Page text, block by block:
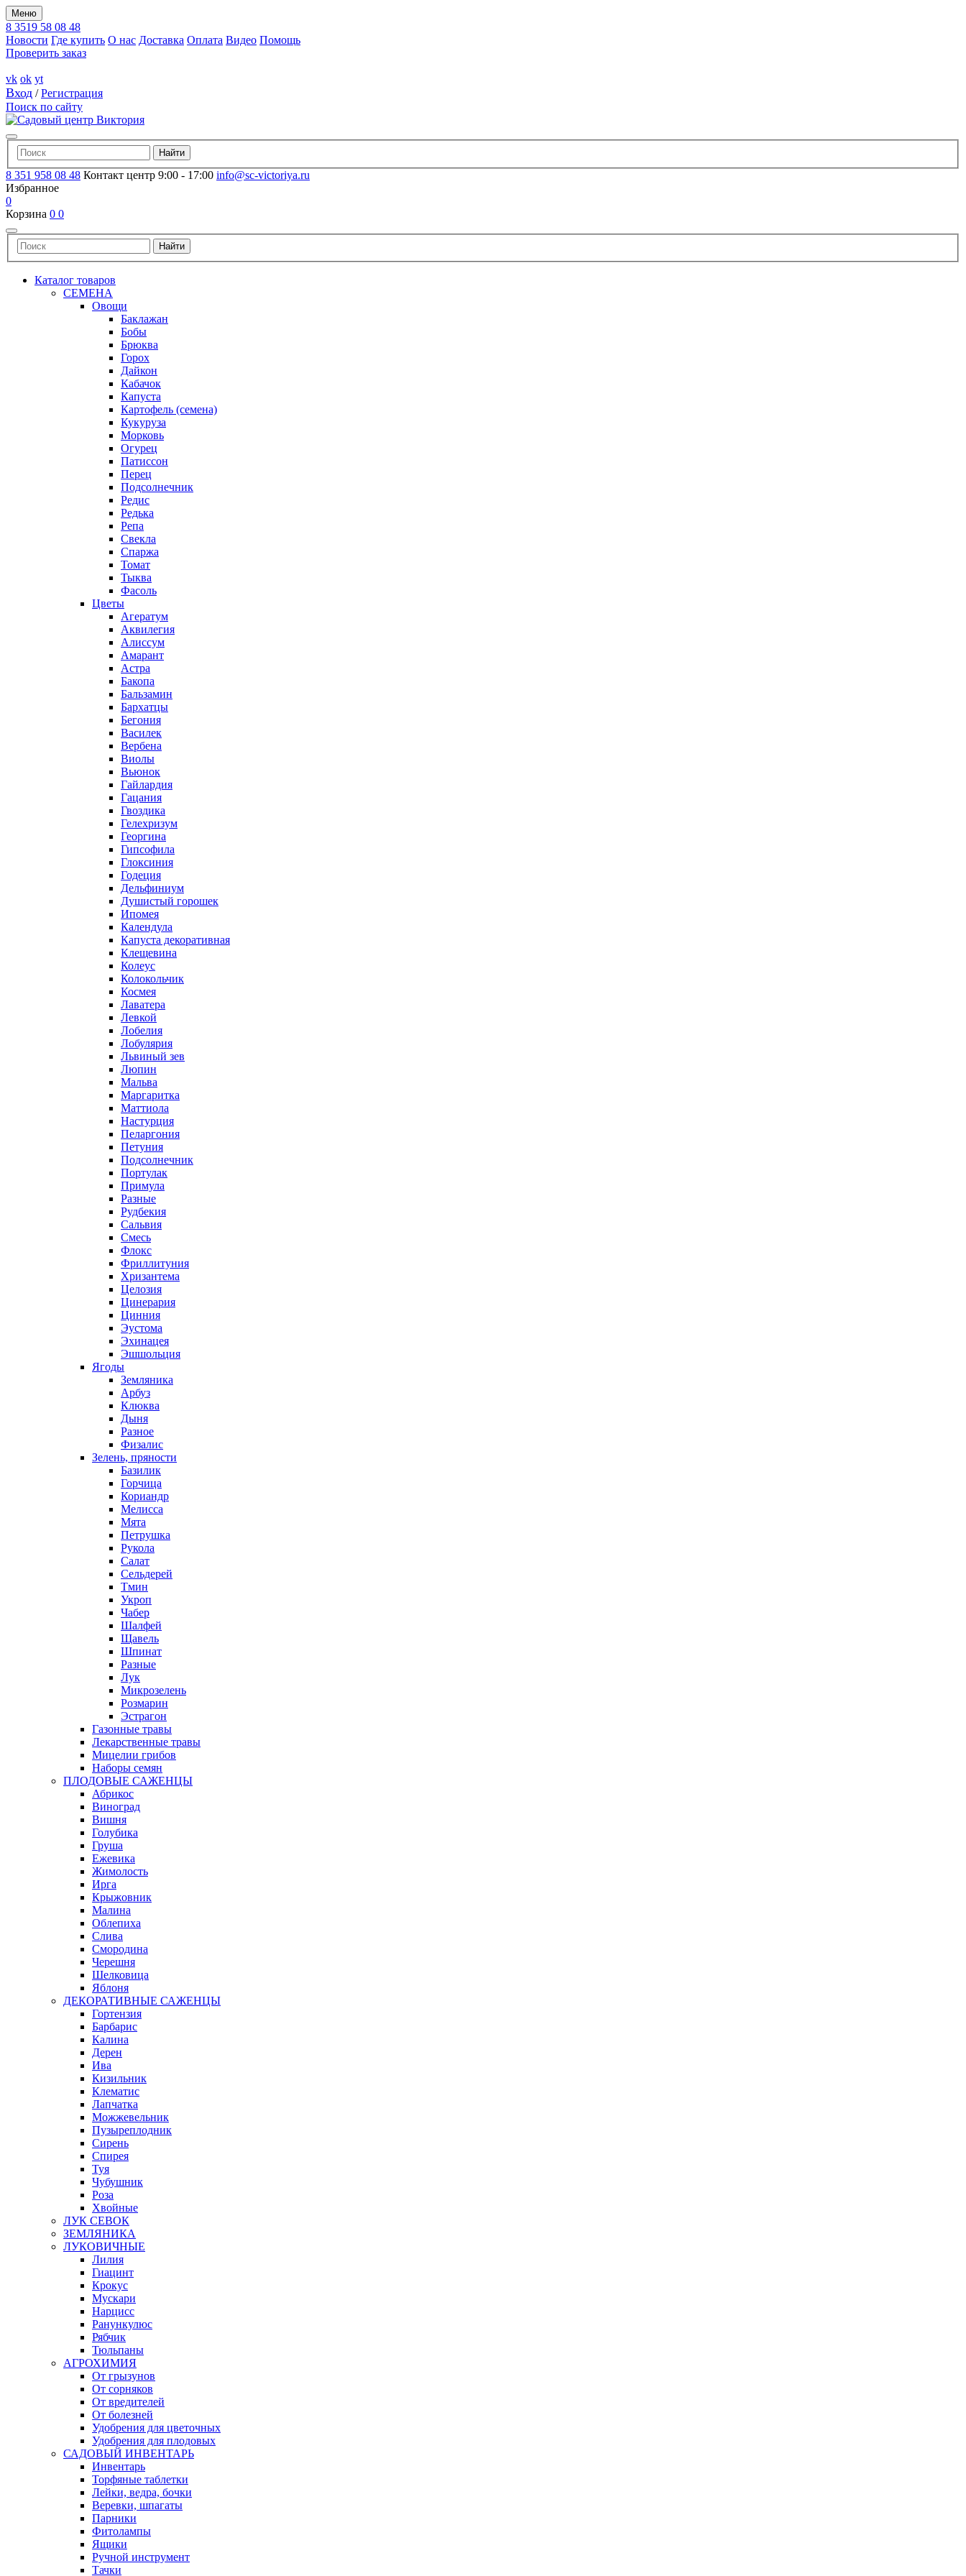
Меню
8 3519 58 08 48
Новости Где купить О нас Доставка Оплата Видео Помощь
Проверить заказ
vk ok yt
Вход /Регистрация
Поиск по сайту
8 351 958 08 48 Контакт центр 9:00 - 17:00 info@sc-victoriya.ru
Избранное
0
Корзина 0 0
Каталог товаров
СЕМЕНА
Овощи
Баклажан
Бобы
Брюква
Горох
Дайкон
Кабачок
Капуста
Картофель (семена)
Кукуруза
Морковь
Огурец
Патиссон
Перец
Подсолнечник
Редис
Редька
Репа
Свекла
Спаржа
Томат
Тыква
Фасоль
Цветы
Агератум
Аквилегия
Алиссум
Амарант
Астра
Бакопа
Бальзамин
Бархатцы
Бегония
Василек
Вербена
Виолы
Вьюнок
Гайлардия
Гацания
Гвоздика
Гелехризум
Георгина
Гипсофила
Глоксиния
Годеция
Дельфиниум
Душистый горошек
Ипомея
Календула
Капуста декоративная
Клещевина
Колеус
Колокольчик
Космея
Лаватера
Левкой
Лобелия
Лобулярия
Львиный зев
Люпин
Мальва
Маргаритка
Маттиола
Настурция
Пеларгония
Петуния
Подсолнечник
Портулак
Примула
Разные
Рудбекия
Сальвия
Смесь
Флокс
Фриллитуния
Хризантема
Целозия
Цинерария
Цинния
Эустома
Эхинацея
Эшшольция
Ягоды
Земляника
Арбуз
Клюква
Дыня
Разное
Физалис
Зелень, пряности
Базилик
Горчица
Кориандр
Мелисса
Мята
Петрушка
Рукола
Салат
Сельдерей
Тмин
Укроп
Чабер
Шалфей
Щавель
Шпинат
Разные
Лук
Микрозелень
Розмарин
Эстрагон
Газонные травы
Лекарственные травы
Мицелии грибов
Наборы семян
ПЛОДОВЫЕ САЖЕНЦЫ
Абрикос
Виноград
Вишня
Голубика
Груша
Ежевика
Жимолость
Ирга
Крыжовник
Малина
Облепиха
Слива
Смородина
Черешня
Шелковица
Яблоня
ДЕКОРАТИВНЫЕ САЖЕНЦЫ
Гортензия
Барбарис
Калина
Дерен
Ива
Кизильник
Клематис
Лапчатка
Можжевельник
Пузыреплодник
Сирень
Спирея
Туя
Чубушник
Роза
Хвойные
ЛУК СЕВОК
ЗЕМЛЯНИКА
ЛУКОВИЧНЫЕ
Лилия
Гиацинт
Крокус
Мускари
Нарцисс
Ранункулюс
Рябчик
Тюльпаны
АГРОХИМИЯ
От грызунов
От сорняков
От вредителей
От болезней
Удобрения для цветочных
Удобрения для плодовых
САДОВЫЙ ИНВЕНТАРЬ
Инвентарь
Торфяные таблетки
Лейки, ведра, бочки
Веревки, шпагаты
Парники
Фитолампы
Ящики
Ручной инструмент
Тачки